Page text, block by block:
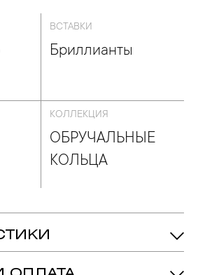
ВСТАВКИ
Бриллианты
КОЛЛЕКЦИЯ
ОБРУЧАЛЬНЫЕ
КОЛЬЦА